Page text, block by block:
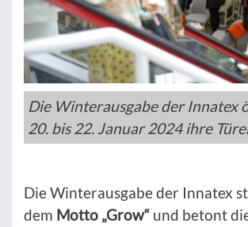
Die Winterausgabe der Innatex
20. bis 22. Januar 2024 ihre
Die Winterausgabe der Innatex
dem Motto „Grow“ und betont